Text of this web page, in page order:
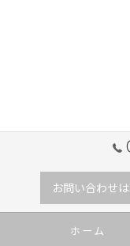
お問い合わせ
ホーム